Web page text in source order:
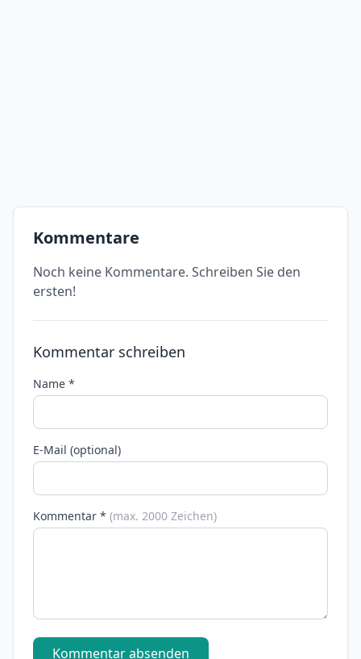
Kommentare
Noch keine Kommentare. Schreiben Sie den
ersten!
Kommentar schreiben
Name *
E-Mail (optional)
Kommentar * (max. 2000 Zeichen)
Kommentar absenden